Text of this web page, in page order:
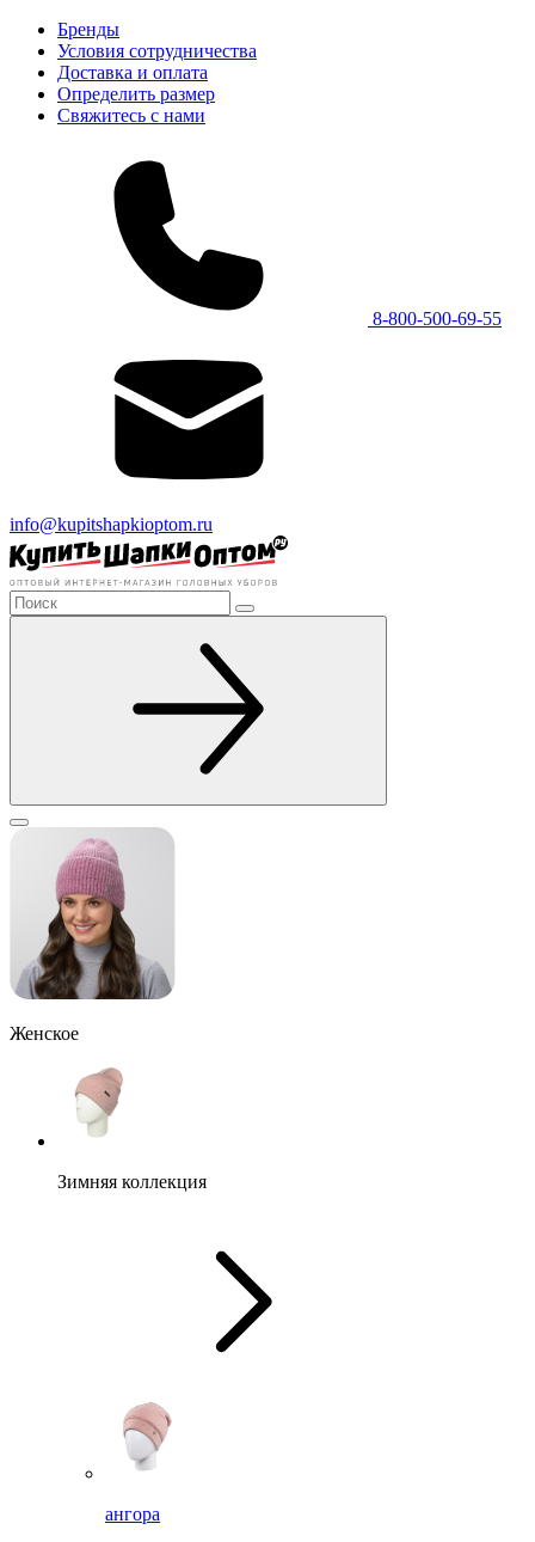
Бренды
Условия сотрудничества
Доставка и оплата
Определить размер
Свяжитесь с нами
8-800-500-69-55
info@kupitshapkioptom.ru
Женское
Зимняя коллекция
ангора